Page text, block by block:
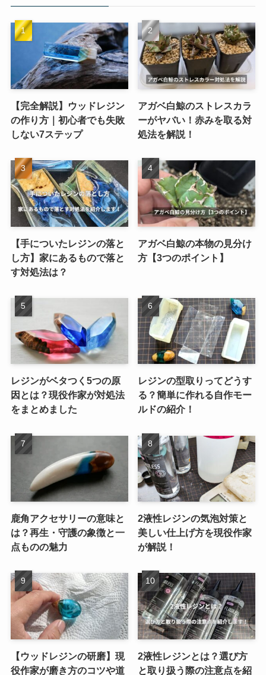
【完全解説】ウッドレジン
の作り方｜初心者でも失敗
しない7ステップ
アガベ白鯨のストレスカラ
ーがヤバい！赤みを取る対
処法を解説！
【手についたレジンの落と
し方】家にあるもので落と
す対処法は？
アガベ白鯨の本物の見分け
方【3つのポイント】
レジンがベタつく5つの原
因とは？現役作家が対処法
をまとめました
レジンの型取りってどうす
る？簡単に作れる自作モー
ルドの紹介！
鹿角アクセサリーの意味と
は？再生・守護の象徴と一
点ものの魅力
2液性レジンの気泡対策と
美しい仕上げ方を現役作家
が解説！
【ウッドレジンの研磨】現
役作家が磨き方のコツや道
2液性レジンとは？選び方
と取り扱う際の注意点を紹